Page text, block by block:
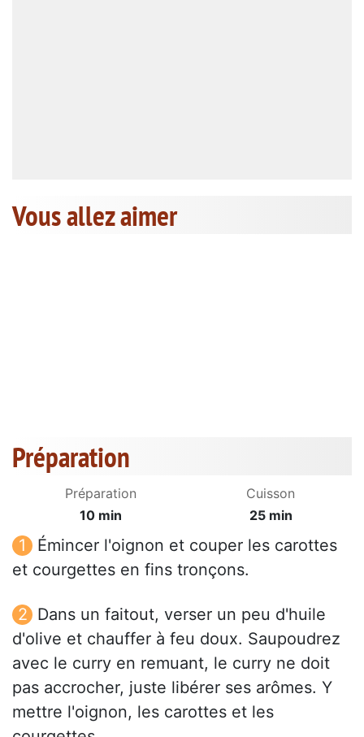
Vous allez aimer
Préparation
Préparation
10 min
Cuisson
25 min
Émincer l'oignon et couper les carottes
et courgettes en fins tronçons.
Dans un faitout, verser un peu d'huile
d'olive et chauffer à feu doux. Saupoudrez
avec le curry en remuant, le curry ne doit
pas accrocher, juste libérer ses arômes. Y
mettre l'oignon, les carottes et les